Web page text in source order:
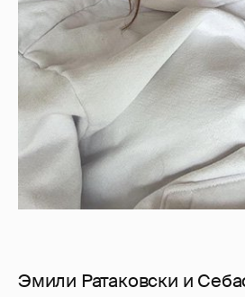
Эмили Ратаковски и